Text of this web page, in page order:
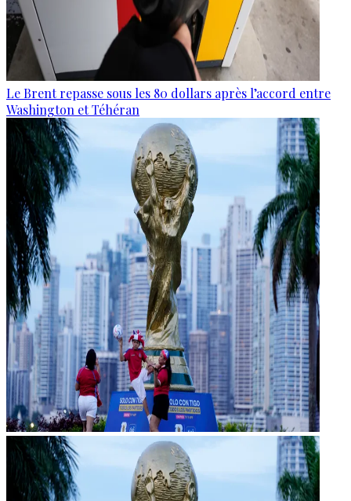
Le Brent repasse sous les 80 dollars après l’accord entre
Washington et Téhéran